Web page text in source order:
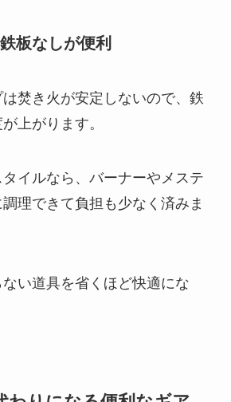
板なしが便利
焚き火が安定しないので、鉄
上がります。
イルなら、バーナーやメステ
理できて負担も少なく済みま
い道具を省くほど快適にな